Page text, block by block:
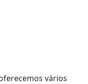
mos vários